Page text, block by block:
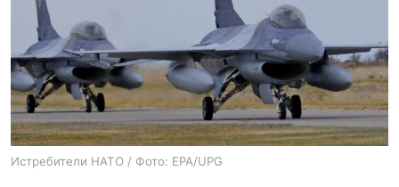
gambling
ua ru en
Истребители НАТО / Фото: EPA/UPG